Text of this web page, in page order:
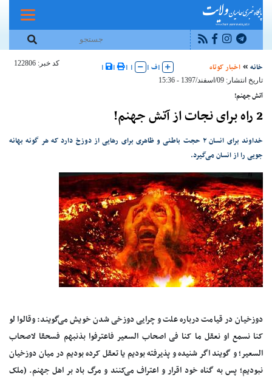
خانه اخبار کوتاه |ف |
|
|
|
|
کد خبر: 122806
تاریخ انتشار: 09/اسفند/1397 - 15:36
آتش جهنم!
2 راه برای نجات از آتش جهنم!
خداوند برای انسان ۲ حجت باطنی و ظاهری برای رهایی از دوزخ دارد که هر گونه بهانه
جویی را از انسان می‌گیرد.
دوزخیان در قیامت درباره علت و چرایی دوزخی شدن خویش می‌گویند: وقالوا لو
کنا نسمع او نعقل ما کنا فی اصحاب السعیر فاعترفوا بذنبهم فسحقا لاصحاب
السعیر؛ و گویند اگر شنیده و پذیرفته بودیم یا تعقل کرده بودیم در میان دوزخیان
نبودیم؛ پس به گناه خود اقرار و اعتراف می‌کنند و مرگ باد بر اهل جهنم. (ملک